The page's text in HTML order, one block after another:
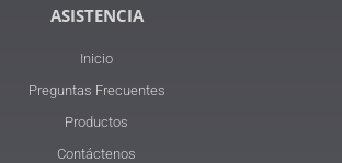
ASISTENCIA
Inicio
Preguntas Frecuentes
Productos
Contáctenos